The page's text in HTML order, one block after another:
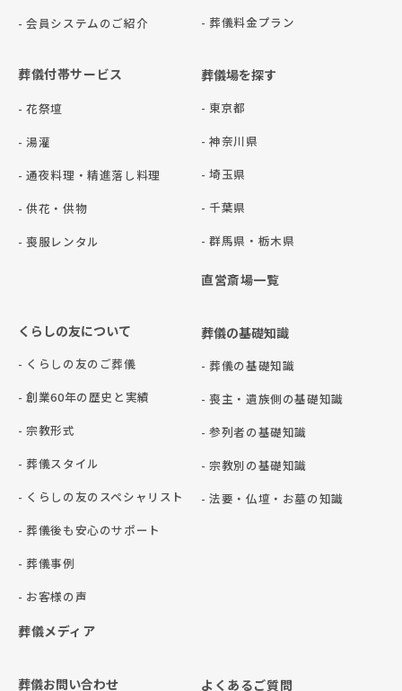
- 会員システムのご紹介
- 葬儀料金プラン
葬儀付帯サービス
- 花祭壇
- 湯灌
- 通夜料理・精進落し料理
- 供花・供物
- 喪服レンタル
葬儀場を探す
- 東京都
- 神奈川県
- 埼玉県
- 千葉県
- 群⾺県・栃⽊県
直営斎場一覧
くらしの友について
- くらしの友のご葬儀
- 創業60年の歴史と実績
- 宗教形式
- 葬儀スタイル
- くらしの友のスペシャリスト
- 葬儀後も安心のサポート
- 葬儀事例
- お客様の声
葬儀メディア
葬儀の基礎知識
- 葬儀の基礎知識
- 喪主・遺族側の基礎知識
- 参列者の基礎知識
- 宗教別の基礎知識
- 法要・仏壇・お墓の知識
葬儀お問い合わせ よくあるご質問